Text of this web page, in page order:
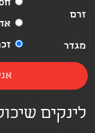
זרם
מגדר
לינקים